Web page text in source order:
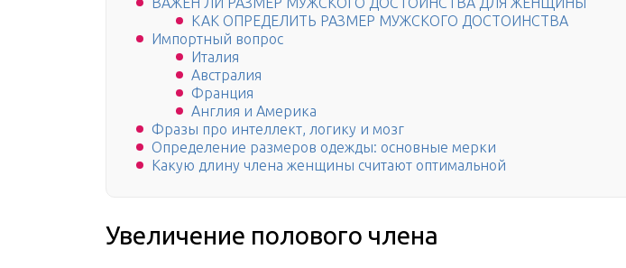
КАК ОПРЕДЕЛИТЬ РАЗМЕР МУЖСКОГО ДОСТОИНСТВА
Импортный вопрос
Италия
Австралия
Франция
Англия и Америка
Фразы про интеллект, логику и мозг
Определение размеров одежды: основные мерки
Какую длину члена женщины считают оптимальной
Увеличение полового члена